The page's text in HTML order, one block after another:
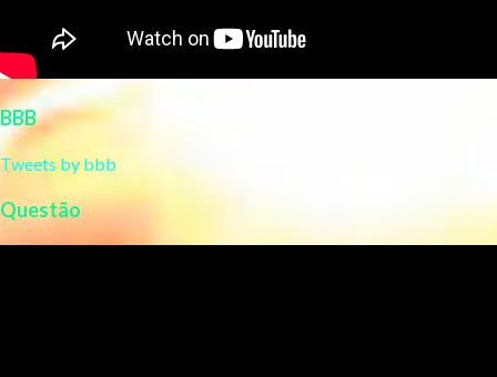
BBB
Tweets by bbb
Questão